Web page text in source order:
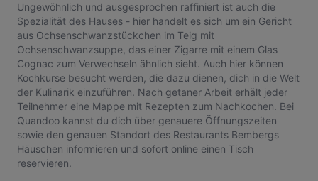
Ungewöhnlich und ausgesprochen raffiniert ist auch die
Spezialität des Hauses - hier handelt es sich um ein Gericht
aus Ochsenschwanzstückchen im Teig mit
Ochsenschwanzsuppe, das einer Zigarre mit einem Glas
Cognac zum Verwechseln ähnlich sieht. Auch hier können
Kochkurse besucht werden, die dazu dienen, dich in die Welt
der Kulinarik einzuführen. Nach getaner Arbeit erhält jeder
Teilnehmer eine Mappe mit Rezepten zum Nachkochen. Bei
Quandoo kannst du dich über genauere Öffnungszeiten
sowie den genauen Standort des Restaurants Bembergs
Häuschen informieren und sofort online einen Tisch
reservieren.